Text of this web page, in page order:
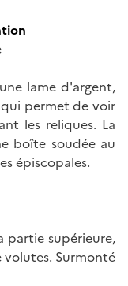
lame d'argent,
permet de voir
les reliques. La
boîte soudée au
épiscopales.
partie supérieure,
Surmonté